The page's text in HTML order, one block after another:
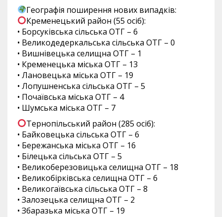
Географія поширення нових випадків:
Кременецький район (55 осіб):
• Борсуківська сільська ОТГ – 6
• Великодедеркальська сільська ОТГ – 0
• Вишнівецька селищна ОТГ – 1
• Кременецька міська ОТГ – 13
• Лановецька міська ОТГ – 19
• Лопушненська сільська ОТГ – 5
• Почаївська міська ОТГ – 4
• Шумська міська ОТГ – 7
Тернопільський район (285 осіб):
• Байковецька сільська ОТГ – 6
• Бережанська міська ОТГ – 16
• Білецька сільська ОТГ – 5
• Великоберезовицька селищна ОТГ – 18
• Великобірківська селищна ОТГ – 6
• Великогаївська сільська ОТГ – 8
• Залозецька селищна ОТГ – 2
• Збаразька міська ОТГ – 19